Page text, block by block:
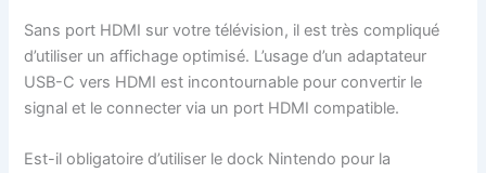
Sans port HDMI sur votre télévision, il est très compliqué
d’utiliser un affichage optimisé. L’usage d’un adaptateur
USB-C vers HDMI est incontournable pour convertir le
signal et le connecter via un port HDMI compatible.
Est-il obligatoire d’utiliser le dock Nintendo pour la